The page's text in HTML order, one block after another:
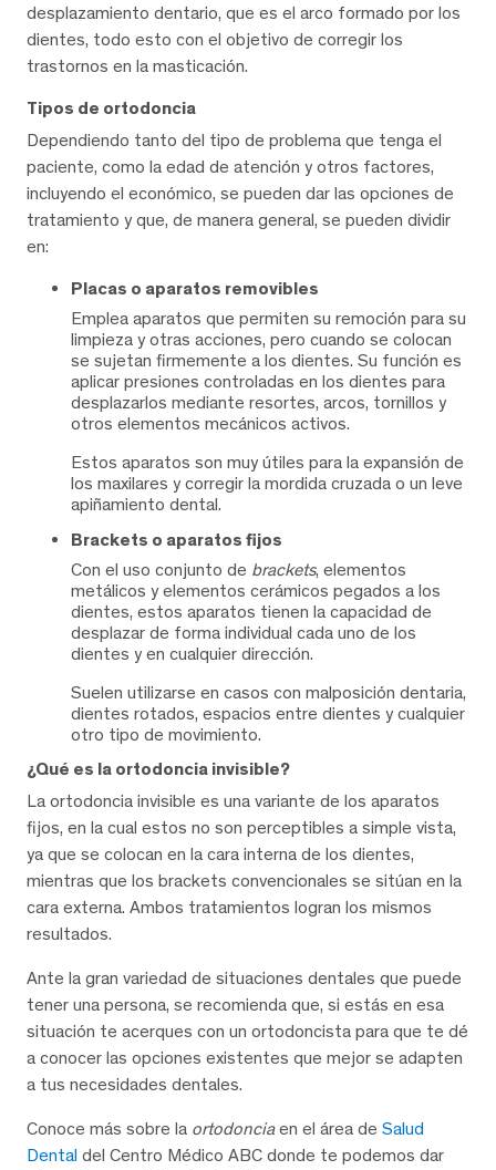
desplazamiento dentario, que es el arco formado por los
dientes, todo esto con el objetivo de corregir los
trastornos en la masticación.
Tipos de ortodoncia
Dependiendo tanto del tipo de problema que tenga el
paciente, como la edad de atención y otros factores,
incluyendo el económico, se pueden dar las opciones de
tratamiento y que, de manera general, se pueden dividir
en:
Placas o aparatos removibles
Emplea aparatos que permiten su remoción para su
limpieza y otras acciones, pero cuando se colocan
se sujetan firmemente a los dientes. Su función es
aplicar presiones controladas en los dientes para
desplazarlos mediante resortes, arcos, tornillos y
otros elementos mecánicos activos.
Estos aparatos son muy útiles para la expansión de
los maxilares y corregir la mordida cruzada o un leve
apiñamiento dental.
Brackets o aparatos fijos
Con el uso conjunto de brackets, elementos
metálicos y elementos cerámicos pegados a los
dientes, estos aparatos tienen la capacidad de
desplazar de forma individual cada uno de los
dientes y en cualquier dirección.
Suelen utilizarse en casos con malposición dentaria,
dientes rotados, espacios entre dientes y cualquier
otro tipo de movimiento.
¿Qué es la ortodoncia invisible?
La ortodoncia invisible es una variante de los aparatos
fijos, en la cual estos no son perceptibles a simple vista,
ya que se colocan en la cara interna de los dientes,
mientras que los brackets convencionales se sitúan en la
cara externa. Ambos tratamientos logran los mismos
resultados.
Ante la gran variedad de situaciones dentales que puede
tener una persona, se recomienda que, si estás en esa
situación te acerques con un ortodoncista para que te dé
a conocer las opciones existentes que mejor se adapten
a tus necesidades dentales.
Conoce más sobre la ortodonciaen el área de Salud
Dental del Centro Médico ABC donde te podemos dar